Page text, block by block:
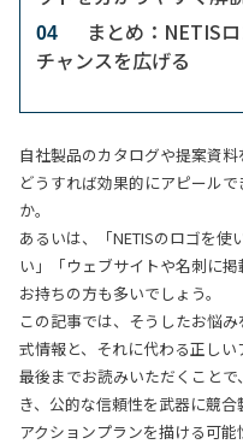
04
まとめ：NETIS
チャンスを広げる
自社製品のカタログや提案資料
どうすれば効果的にアピール
か。
あるいは、「NETISのロゴを
い」「ウェブサイトや名刺に
お持ちの方も多いでしょう。
この記事では、そうしたお悩
式情報と、それに代わる正しい
最後までお読みいただくこと
き、公的な信頼性を武器に競
アクションプランを描ける可能